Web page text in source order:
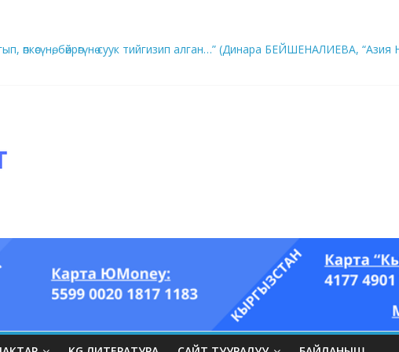
он үч акындын котормосунда
өпкөсүнө, бөйрөгүнө суук тийгизип алган…” (Динара БЕЙШЕНАЛИЕВА,